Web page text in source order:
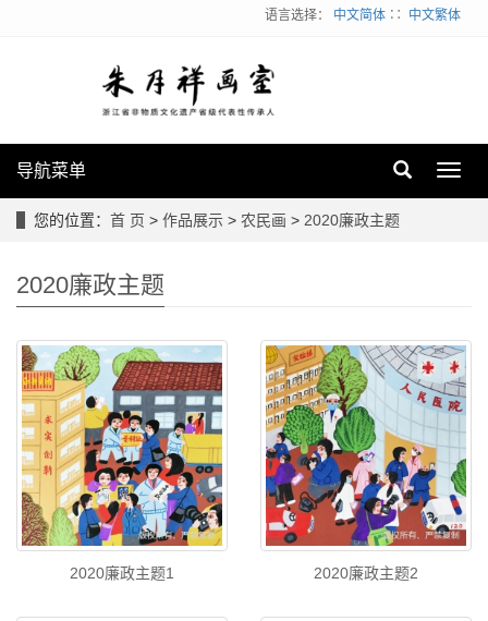
语言选择： 中文简体 ∷ 中文繁体
导航菜单
您的位置： 首 页 > 作品展示 > 农民画 > 2020廉政主题
2020廉政主题
2020廉政主题1 2020廉政主题2